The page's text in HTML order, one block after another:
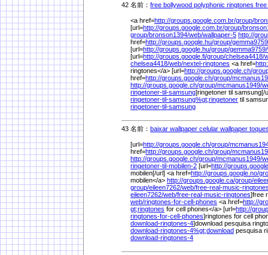
42 名前： free bollywood polyphonic ringtones
<a href=http://groups.google.com.br/group/
[url=http://groups.google.com.br/group/
group/bronson1394/web/wallpaper-5 http://
href=http://groups.google.hu/group/
[url=http://groups.google.hu/group/gemma9759/
[url=http://groups.google.fi/group/chelsea4418/
chelsea4418/web/nextel-ringtones <a href=
ringtones</a> [url=http://groups.google.ch/
href=http://groups.google.ch/group/
http://groups.google.ch/group/mcmanus1949/
ringetoner-til-samsung]ringetoner til samsung[/
ringetoner-til-samsung%gt;ringetoner til
ringetoner-til-samsung
43 名前： baixar wallpaper celular wallpaper
[url=http://groups.google.ch/group/
href=http://groups.google.ch/group/
http://groups.google.ch/group/mcmanus1949/
ringetoner-til-mobilen-2 [url=http://
mobilen[/url] <a href=http://groups.google.no/
mobilen</a> http://groups.google.ca/group/
group/eileen7262/web/free-real-music-
eileen7262/web/free-real-music-ringtones]free
web/ringtones-for-cell-phones <a href=http://
gt;ringtones for cell phones</a> [url=http://
ringtones-for-cell-phones]ringtones for cell
download-ringtones-4]download pesquisa
download-ringtones-4%gt;download pesquisa
download-ringtones-4